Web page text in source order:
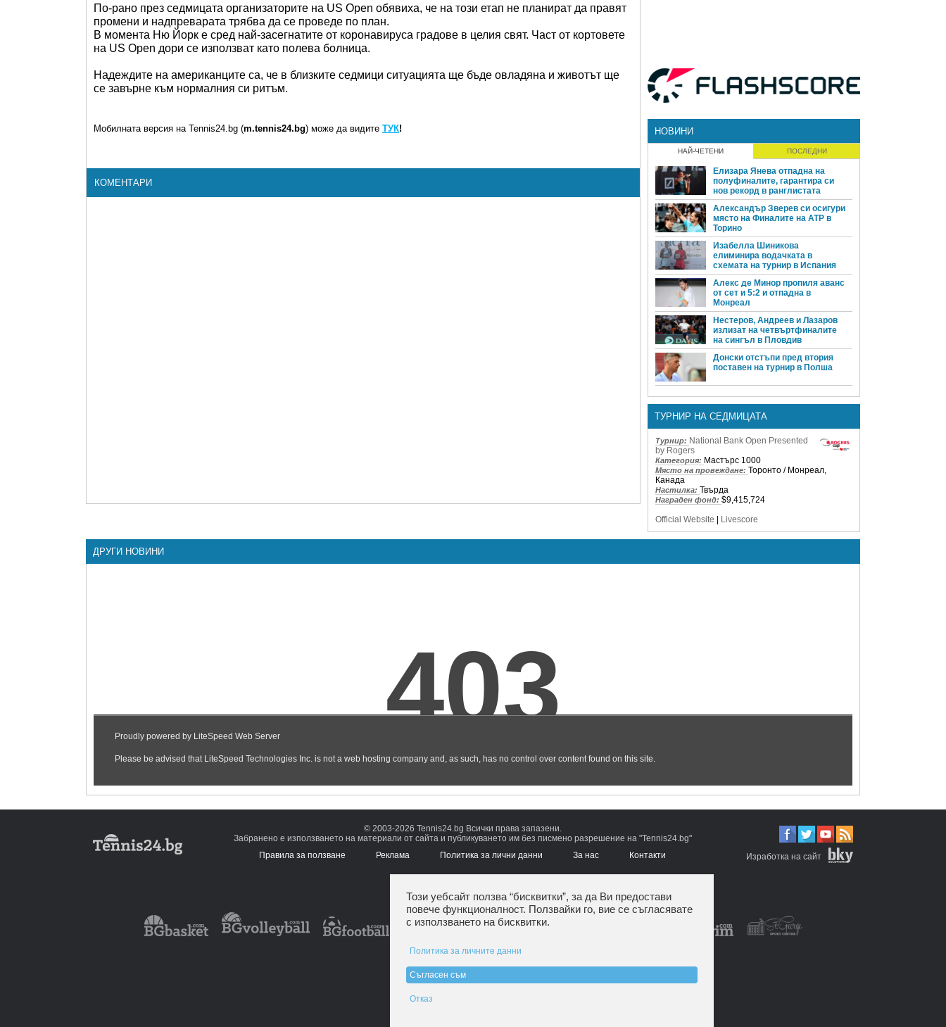
По-рано през седмицата организаторите на US Open обявиха, че на този етап не планират да правят
промени и надпреварата трябва да се проведе по план.
В момента Ню Йорк е сред най-засегнатите от коронавируса градове в целия свят. Част от кортовете
на US Open дори се използват като полева болница.
Надеждите на американците са, че в близките седмици ситуацията ще бъде овладяна и животът ще
се завърне към нормалния си ритъм.
Мобилната версия на Tennis24.bg (m.tennis24.bg) може да видите ТУК!
КОМЕНТАРИ
НОВИНИ
НАЙ-ЧЕТЕНИ ПОСЛЕДНИ
Елизара Янева отпадна на
полуфиналите, гарантира си
нов рекорд в ранглистата
Александър Зверев си осигури
място на Финалите на ATP в
Торино
Изабелла Шиникова
елиминира водачката в
схемата на турнир в Испания
Алекс де Минор пропиля аванс
от сет и 5:2 и отпадна в
Монреал
Нестеров, Андреев и Лазаров
излизат на четвъртфиналите
на сингъл в Пловдив
Донски отстъпи пред втория
поставен на турнир в Полша
ТУРНИР НА СЕДМИЦАТА
Турнир: National Bank Open Presented
by Rogers
Категория: Мастърс 1000
Място на провеждане: Торонто / Монреал,
Канада
Настилка: Твърда
Награден фонд: $9,415,724
Official Website | Livescore
ДРУГИ НОВИНИ
© 2003-2026 Tennis24.bg Всички права запазени.
Забранено е използването на материали от сайта и публикуването им без писмено разрешение на "Tennis24.bg"
Правила за ползване
Реклама Политика за лични данни За нас Контакти Изработка на сайт
Този уебсайт ползва “бисквитки”, за да Ви предостави
повече функционалност. Ползвайки го, вие се съгласявате
с използването на бисквитки.
Политика за личните данни
Съгласен съм
Отказ